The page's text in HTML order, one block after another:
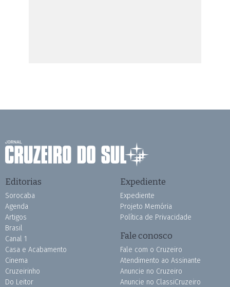
Editorias
Sorocaba
Agenda
Artigos
Brasil
Canal 1
Casa e Acabamento
Cinema
Cruzeirinho
Do Leitor
Expediente
Expediente
Projeto Memória
Política de Privacidade
Fale conosco
Fale com o Cruzeiro
Atendimento ao Assinante
Anuncie no Cruzeiro
Anuncie no ClassiCruzeiro